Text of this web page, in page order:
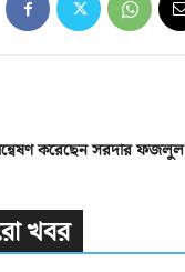
করেছেন সরদার
খবর